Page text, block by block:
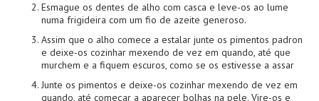
Esmague os dentes de alho com casca e leve-os ao lume
numa frigideira com um fio de azeite generoso.
Assim que o alho comece a estalar junte os pimentos padron
e deixe-os cozinhar mexendo de vez em quando, até que
murchem e a fiquem escuros, como se os estivesse a assar
Junte os pimentos e deixe-os cozinhar mexendo de vez em
quando, até começar a aparecer bolhas na pele. Vire-os e